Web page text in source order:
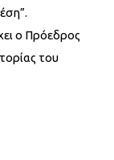
ο Πρόεδρος
του